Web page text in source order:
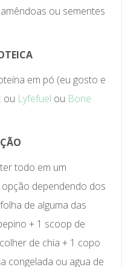
ou sementes
em pó (eu gosto e
ou Lyfefuel ou Bone
todo em um
dependendo dos
de alguma das
+ 1 scoop de
de chia + 1 copo
congelada ou agua de